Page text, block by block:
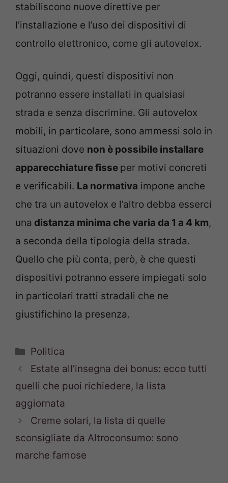
stabiliscono nuove direttive per
l’installazione e l’uso dei dispositivi di
controllo elettronico, come gli autovelox.
Oggi, quindi, questi dispositivi non
potranno essere installati in qualsiasi
strada e senza discrimine. Gli autovelox
mobili, in particolare, sono ammessi solo in
situazioni dove non è possibile installare
apparecchiature fisse per motivi concreti
e verificabili. La normativa impone anche
che tra un autovelox e l’altro debba esserci
una distanza minima che varia da 1 a 4 km,
a seconda della tipologia della strada.
Quello che più conta, però, è che questi
dispositivi potranno essere impiegati solo
in particolari tratti stradali che ne
giustifichino la presenza.
Categorie
Politica
Estate all’insegna dei bonus: ecco tutti
quelli che puoi richiedere, la lista
aggiornata
Creme solari, la lista di quelle
sconsigliate da Altroconsumo: sono
marche famose